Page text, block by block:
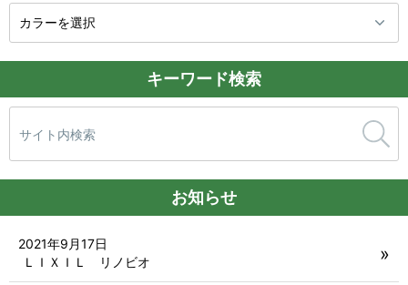
キーワード検索
索:
お知らせ
ＬＩＸＩＬ リノビオ
2021年9月17日